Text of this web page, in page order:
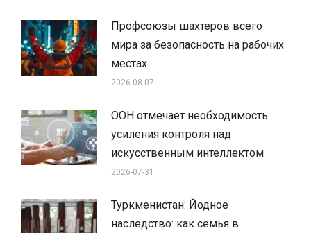
Профсоюзы шахтеров всего
мира за безопасность на рабочих
местах
2026-08-07
ООН отмечает необходимость
усиления контроля над
искусственным интеллектом
2026-07-31
Туркменистан: Йодное
наследство: как семья в